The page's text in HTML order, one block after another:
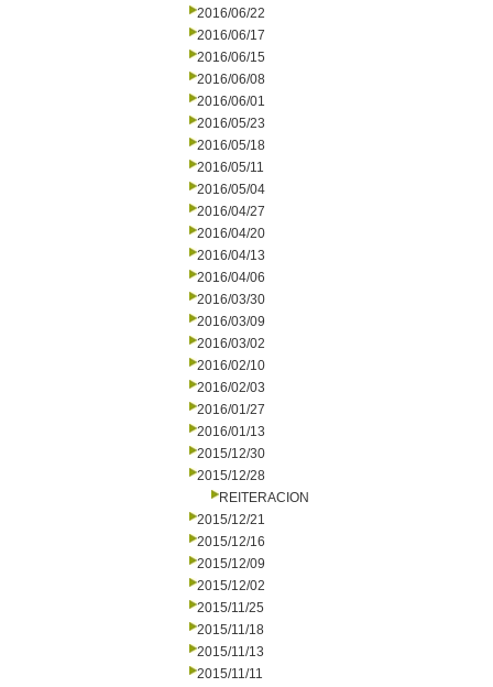
2016/06/22
2016/06/17
2016/06/15
2016/06/08
2016/06/01
2016/05/23
2016/05/18
2016/05/11
2016/05/04
2016/04/27
2016/04/20
2016/04/13
2016/04/06
2016/03/30
2016/03/09
2016/03/02
2016/02/10
2016/02/03
2016/01/27
2016/01/13
2015/12/30
2015/12/28
REITERACION
2015/12/21
2015/12/16
2015/12/09
2015/12/02
2015/11/25
2015/11/18
2015/11/13
2015/11/11